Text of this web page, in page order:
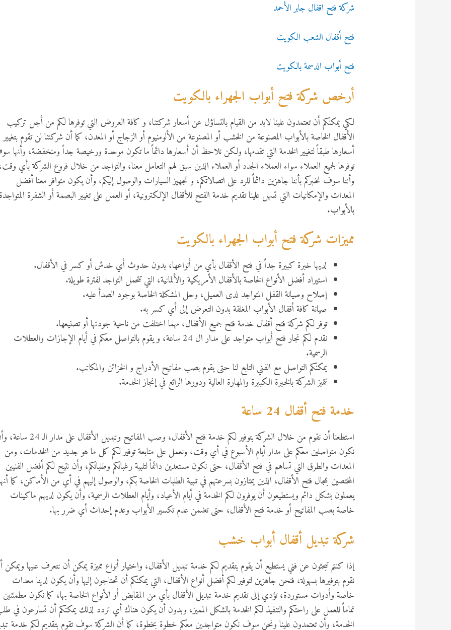
شركة فتح اقفال جابر الأحمد
فتح أقفال الشعب الكويت
فتح أبواب الدسمة بالكويت
أرخص شركة فتح أبواب الجهراء بالكويت
لكي يمكنكم أن تعتمدون علينا لابد من القيام بالتساؤل عن أسعار شركتنا، و كافة العروض التي توفرها لكم من أجل تركيب
الأقفال الخاصة بالأبواب المصنوعة من الخشب أو المصنوعة من الألومنيوم أو الزجاج أو المعدن، كما أن شركتنا لن تقوم بتغيير
أسعارها طبقاً لتغيير الخدمة التي تقدمها، ولكن نلاحظ أن أسعارها دائماً ما تكون موحدة ورخيصة جداً ومنخفضة، وأنها
توفرها لجميع العملاء سواء العملاء الجدد أو العملاء الذين سبق لهم التعامل معنا، والتواجد من خلال فروع الشركة بأي
وأننا سوف نخبركم بأننا جاهزين دائماً للرد على اتصالاتكم، و تجهيز السيارات والوصول إليكم، وأن يكون متوافر معنا أفضل
المعدات والإمكانيات التي تسهل علينا تقديم خدمة الفتح للأقفال الإلكترونية، أو العمل على تغيير البصمة أو الشفرة المتواجدة
بالأبواب.
مميزات شركة فتح أبواب الجهراء بالكويت
لديها خبرة كبيرة جداً في فتح الأقفال بأي من أنواعها، بدون حدوث أي خدش أو كسر في الأقفال.
استيراد أفضل الأنواع الخاصة بالأقفال الأمريكية والألمانية، التي تتحمل التواجد لفترة طويلة.
إصلاح وصيانة القفل المتواجد لدى العميل، وحل المشكلة الخاصة بوجود الصدأ عليه.
صيانة كافة أقفال الأبواب المغلقة بدون التعرض إلى أي كسر به.
توفر لكم شركة فتح أقفال خدمة فتح جميع الأقفال، مهما اختلفت من ناحية جودتها أو تصنيعها.
نقدم لكم نجار فتح أبواب متواجد على مدار ال 24 ساعة، و يقوم بالتواصل معكم في أيام الإجازات والعطلات
الرسمية.
يمكنكم التواصل مع الفني التابع لنا حتى يقوم بصب مفاتيح الأدراج و الخزائن والمكاتب.
تتميز الشركة بالخبرة الكبيرة والمهارة العالية ودورها الرائع في إنجاز الخدمة.
خدمة فتح أقفال 24 ساعة
استطعنا أن نقوم من خلال الشركة بتوفير لكم خدمة فتح الأقفال، وصب المفاتيح وتبديل الأقفال
نكون متواصلين معكم على مدار أيام الأسبوع في أي وقت، ونعمل على متابعة توفير لكم كل ما هو جديد من الخدمات، ومن
المعدات والطرق التي تساهم في فتح الأقفال، حتى نكون مستعدين دائماً لتلبية رغباتكم وطلباتكم، وأن نتيح لكم أفضل الفنيين
المختصين بمجال فتح الأقفال، الذين يمتازون بسرعتهم في تلبية الطلبات الخاصة بكم، والوصول إليهم في أي من الأماكن، كما
يعملون بشكل دائم ويستطيعون أن يوفرون لكم الخدمة في أيام الأعياد، وأيام العطلات الرسمية، وأن يكون لديهم ماكينات
خاصة بصب المفاتيح أو خدمة فتح الأقفال، حتى تضمن عدم تكسير الأبواب وعدم إحداث أي ضرر بها.
شركة تبديل أقفال أبواب خشب
إذا كنتم تبحثون عن فني يستطيع أن يقوم بتقديم لكم خدمة تبديل الأقفال، واختيار أنواع مميزة يمكن أن نتعرف عليها ويمكن
نقوم بتوفيرها بسهولة، فنحن جاهزين لتوفير لكم أفضل أنواع الأقفال، التي يمكنكم أن تحتاجون إليها وأن يكون لدينا معدات
خاصة وأدوات مستوردة، تؤدي إلى تقديم خدمة تبديل الأقفال بأي من المقابض أو الأنواع الخاصة بها، كما نكون مطمئنين
تماماً للعمل على راحتكم والتنفيذ لكم الخدمة بالشكل المميز، وبدون أن يكون هناك أي تردد لذلك يمكنكم أن تسارعون في
الخدمة، وأن تعتمدون علينا ونحن سوف نكون متواجدين معكم خطوة بخطوة، كما أن الشركة سوف تقوم بتقديم لكم خدمة